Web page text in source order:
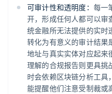
可审计性和透明度： 每一
开，形成任何人都可以审
统金融所无法提供的实时
转化为有意义的审计结果
地址与真实实体对应起来
理解的合规报告则更具挑
时会依赖区块链分析工具
能提醒他们注意受制裁或